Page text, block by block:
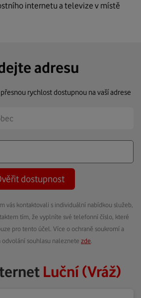
internetu a televize v místě
adresu
rychlost dostupnou na vaší adrese
dostupnost
vás kontaktovali s individuální nabídkou služeb,
tím, že vyplníte své telefonní číslo, které
pro tento účel. Více o ochraně soukromí a
odvolání souhlasu naleznete zde
Luční (Vráž)